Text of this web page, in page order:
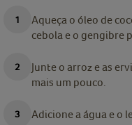
Aqueça o óleo de
cebola e o gengibre
Junte o arroz e as
mais um pouco.
Adicione a água e o